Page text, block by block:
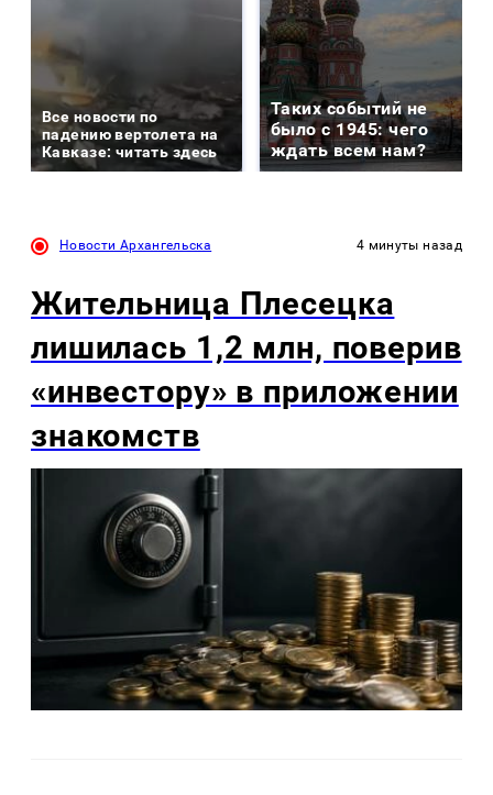
Все новости по
падению вертолета на
Кавказе: читать здесь
Таких событий не
было с 1945: чего
ждать всем нам?
Новости Архангельска 4 минуты назад
Жительница Плесецка
лишилась 1,2 млн, поверив
«инвестору» в приложении
знакомств